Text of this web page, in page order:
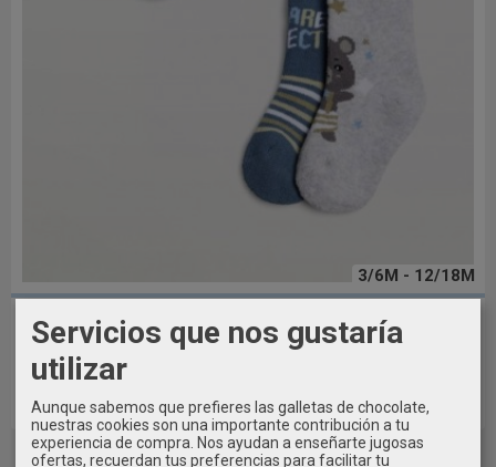
3/6M - 12/18M
Pack 2 pares Calcetines térmicos...
Añadir a Carrito
Servicios que nos gustaría
utilizar
Aunque sabemos que prefieres las galletas de chocolate,
nuestras cookies son una importante contribución a tu
experiencia de compra. Nos ayudan a enseñarte jugosas
ofertas, recuerdan tus preferencias para facilitar tu